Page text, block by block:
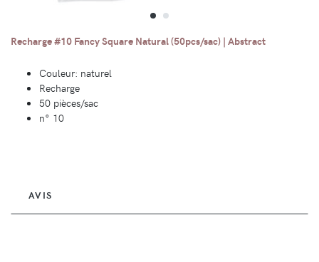
Recharge #10 Fancy Square Natural (50pcs/sac) | Abstract
Couleur: naturel
Recharge
50 pièces/sac
n° 10
AVIS